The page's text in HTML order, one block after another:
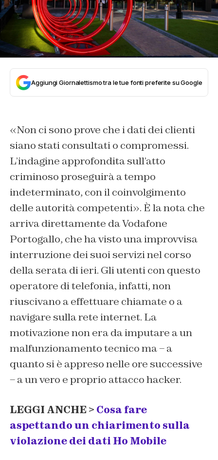
Aggiungi Giornalettismo tra le tue fonti preferite su Google
«Non ci sono prove che i dati dei clienti
siano stati consultati o compromessi.
L’indagine approfondita sull’atto
criminoso proseguirà a tempo
indeterminato, con il coinvolgimento
delle autorità competenti». È la nota che
arriva direttamente da Vodafone
Portogallo, che ha visto una improvvisa
interruzione dei suoi servizi nel corso
della serata di ieri. Gli utenti con questo
operatore di telefonia, infatti, non
riuscivano a effettuare chiamate o a
navigare sulla rete internet. La
motivazione non era da imputare a un
malfunzionamento tecnico ma – a
quanto si è appreso nelle ore successive
– a un vero e proprio attacco hacker.
LEGGI ANCHE > Cosa fare
aspettando un chiarimento sulla
violazione dei dati Ho Mobile